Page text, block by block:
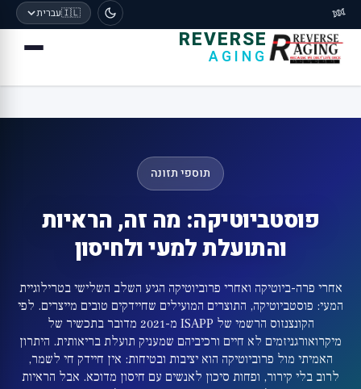
🧬
🇮🇱עברית
REVERSE
AGING
תוספי תזונה
פוסטביוטיקה: מה זה, הראיות
והתועלת למעי ולחיסון
אחרי פרה-ביוטיקה ואחרי פרוביוטיקה הגיע השלב השלישי בטרילוגיית
המעי: פוסטביוטיקה, התוצרים המועילים שחיידקים טובים מייצרים. לפי
הקונצנזוס הרשמי של ISAPP מ-2021 מדובר בתכשיר של
מיקרואורגניזמים לא חיים ורכיביהם שמעניק תועלת בריאותית. היתרון
האמיתי מול פרוביוטיקה הוא יציבות ובטיחות: אין חיידק חי לשמר,
לרוב בלי קירור, ופחות סיכון לאנשים עם חיסון מדוכא. אבל הראיות